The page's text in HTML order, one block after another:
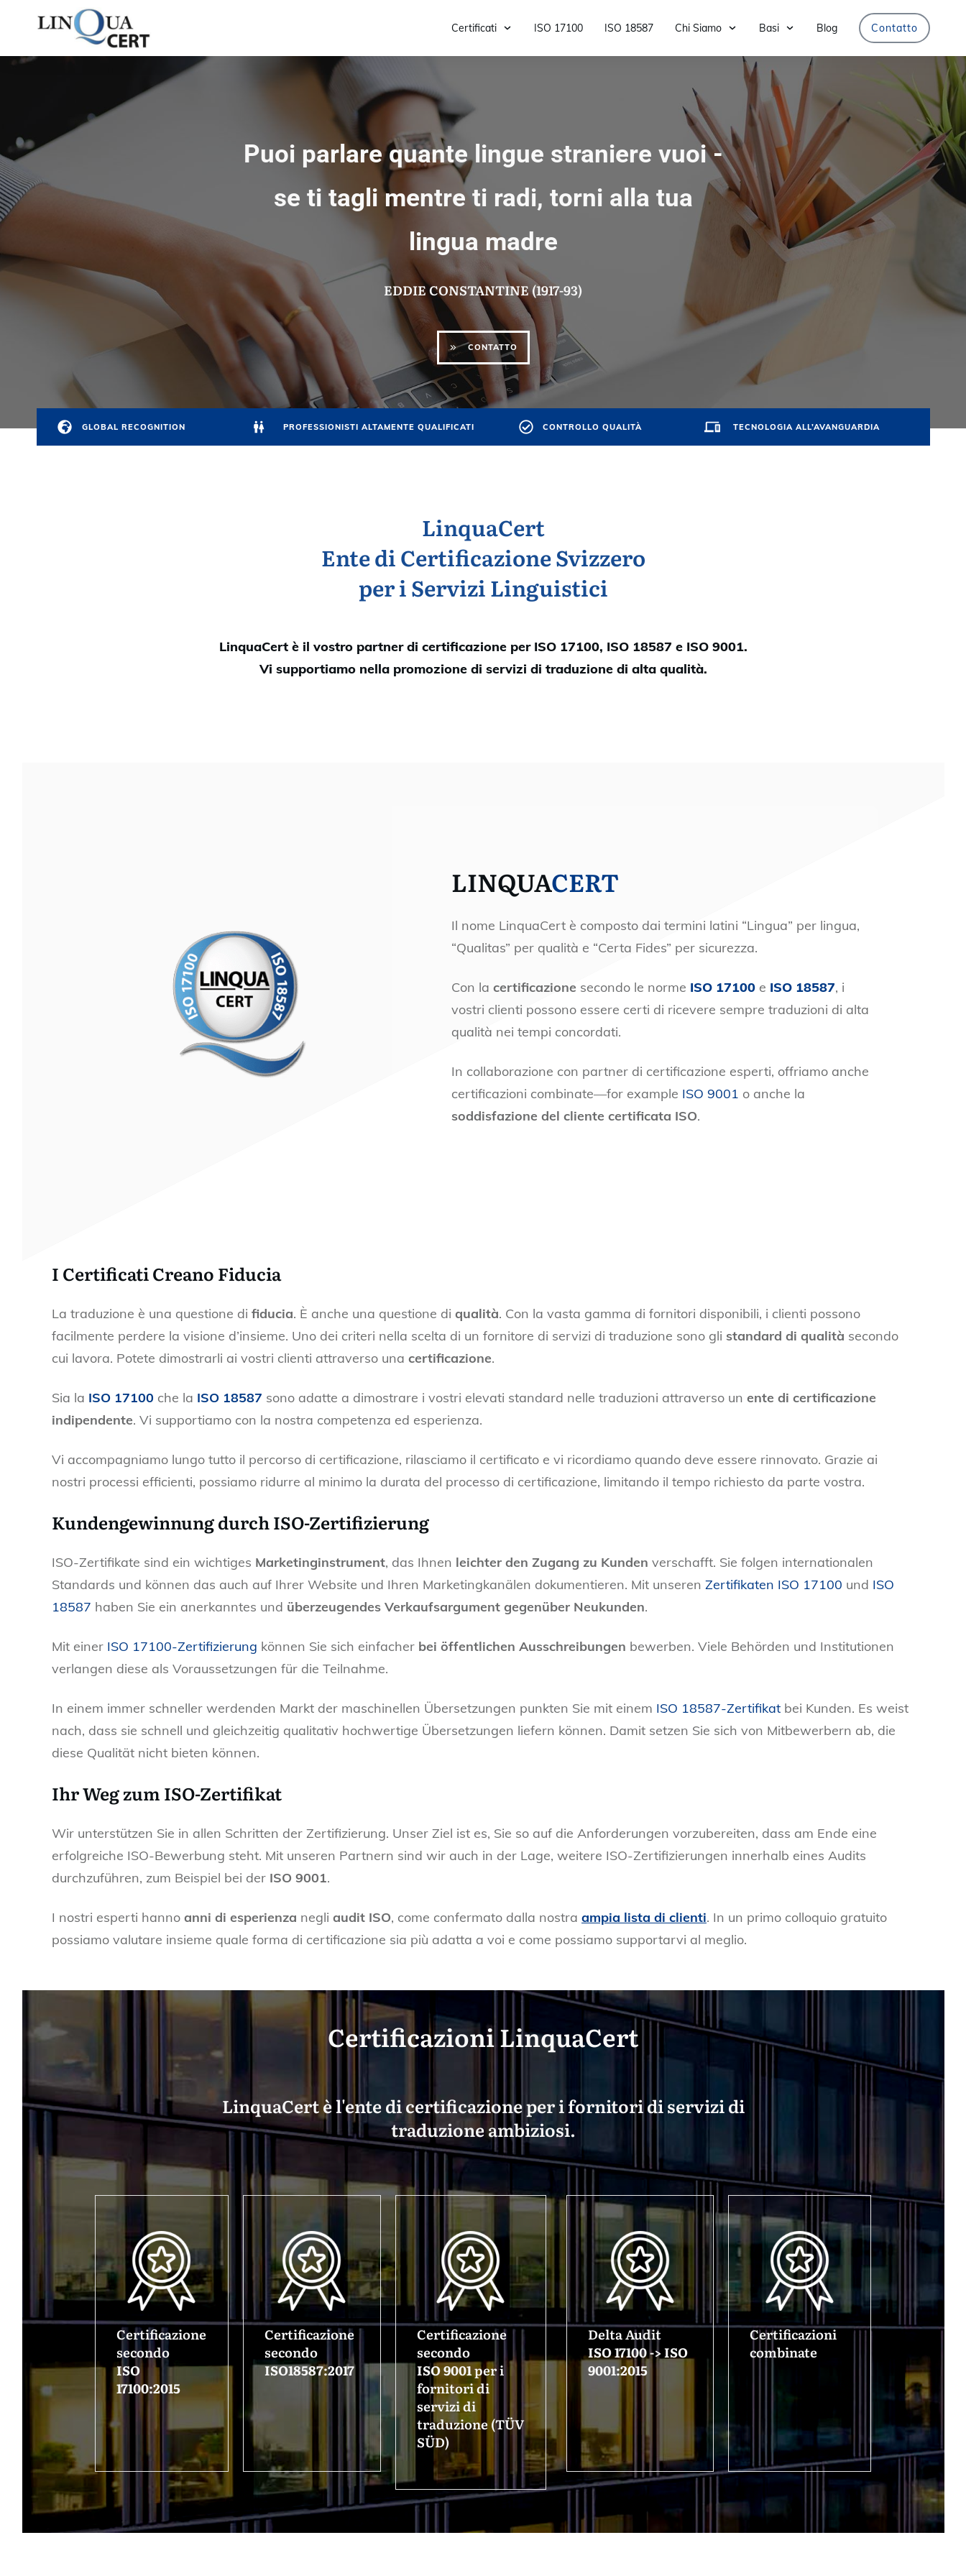
Certificati ISO 17100 ISO 18587 Chi Siamo Basi Blog Contatto
Puoi parlare quante lingue straniere vuoi -
se ti tagli mentre ti radi, torni alla tua
lingua madre
EDDIE CONSTANTINE (1917-93)
CONTATTO
GLOBAL RECOGNITION PROFESSIONISTI ALTAMENTE QUALIFICATI CONTROLLO QUALITÀ TECNOLOGIA ALL’AVANGUARDIA
LinquaCert
Ente di Certificazione Svizzero
per i Servizi Linguistici
LinquaCert è il vostro partner di certificazione per ISO 17100, ISO 18587 e ISO 9001.
Vi supportiamo nella promozione di servizi di traduzione di alta qualità.
LINQUACERT
Il nome LinquaCert è composto dai termini latini “Lingua” per lingua,
“Qualitas” per qualità e “Certa Fides” per sicurezza.
Con la certificazione secondo le norme ISO 17100e ISO 18587, i
vostri clienti possono essere certi di ricevere sempre traduzioni di alta
qualità nei tempi concordati.
In collaborazione con partner di certificazione esperti, offriamo anche
certificazioni combinate—for example ISO 9001 o anche la
soddisfazione del cliente certificata ISO.
I Certificati Creano Fiducia
La traduzione è una questione di fiducia. È anche una questione di qualità. Con la vasta gamma di fornitori disponibili, i clienti possono
facilmente perdere la visione d’insieme. Uno dei criteri nella scelta di un fornitore di servizi di traduzione sono gli standard di qualità secondo
cui lavora. Potete dimostrarli ai vostri clienti attraverso una certificazione.
Sia la ISO 17100 che la ISO 18587 sono adatte a dimostrare i vostri elevati standard nelle traduzioni attraverso un ente di certificazione
indipendente. Vi supportiamo con la nostra competenza ed esperienza.
Vi accompagniamo lungo tutto il percorso di certificazione, rilasciamo il certificato e vi ricordiamo quando deve essere rinnovato. Grazie ai
nostri processi efficienti, possiamo ridurre al minimo la durata del processo di certificazione, limitando il tempo richiesto da parte vostra.
Kundengewinnung durch ISO-Zertifizierung
ISO-Zertifikate sind ein wichtiges Marketinginstrument, das Ihnen leichter den Zugang zu Kunden verschafft. Sie folgen internationalen
Standards und können das auch auf Ihrer Website und Ihren Marketingkanälen dokumentieren. Mit unseren Zertifikaten ISO 17100 und ISO
18587 haben Sie ein anerkanntes und überzeugendes Verkaufsargument gegenüber Neukunden.
Mit einer ISO 17100-Zertifizierung können Sie sich einfacher bei öffentlichen Ausschreibungen bewerben. Viele Behörden und Institutionen
verlangen diese als Voraussetzungen für die Teilnahme.
In einem immer schneller werdenden Markt der maschinellen Übersetzungen punkten Sie mit einem ISO 18587-Zertifikat bei Kunden. Es weist
nach, dass sie schnell und gleichzeitig qualitativ hochwertige Übersetzungen liefern können. Damit setzen Sie sich von Mitbewerbern ab, die
diese Qualität nicht bieten können.
Ihr Weg zum ISO-Zertifikat
Wir unterstützen Sie in allen Schritten der Zertifizierung. Unser Ziel ist es, Sie so auf die Anforderungen vorzubereiten, dass am Ende eine
erfolgreiche ISO-Bewerbung steht. Mit unseren Partnern sind wir auch in der Lage, weitere ISO-Zertifizierungen innerhalb eines Audits
durchzuführen, zum Beispiel bei der ISO 9001.
I nostri esperti hanno anni di esperienza negli audit ISO, come confermato dalla nostra ampia lista di clienti. In un primo colloquio gratuito
possiamo valutare insieme quale forma di certificazione sia più adatta a voi e come possiamo supportarvi al meglio.
Certificazioni LinquaCert
LinquaCert è l'ente di certificazione per i fornitori di servizi di
traduzione ambiziosi.
Certificazione
secondo
ISO
17100:2015
Certificazione
secondo
ISO18587:2017
Certificazione
secondo
ISO 9001per i
fornitori di
servizi di
traduzione (TÜV
SÜD)
Delta Audit
ISO 17100 -> ISO
9001:2015
Certificazioni
combinate